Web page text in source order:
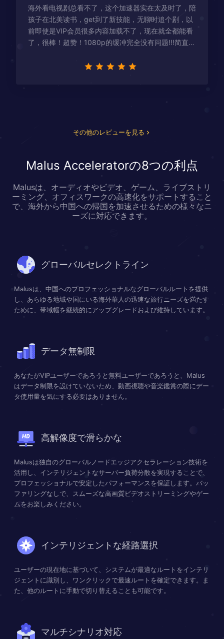
海外看电视剧总看不了，这个加速器实在太及时了，陪
孩子在北美读书，get到了新技能，无聊时追个剧，以
前即使是VIP会员很多内容加载不了，现在就全都能看
了，很棒！超赞！1080p的缓冲完全没有问题!!!简直救
その他のレビューを見る
Malus Acceleratorの8つの利点
Malusは、オーディオやビデオ、ゲーム、ライブストリ
ーミング、オフィスワークの高速化をサポートすること
で、海外から中国への帰国を加速させるための様々なニ
ーズに対応できます。
グローバルセレクトライン
Malusは、中国へのプロフェッショナルなグローバルルートを提供
し、あらゆる地域や国にいる海外華人の迅速な旅行ニーズを満たす
ために、帯域幅を継続的にアップグレードおよび維持しています。
データ無制限
あなたがVIPユーザーであろうと無料ユーザーであろうと、Malus
はデータ制限を設けていないため、動画視聴や音楽鑑賞の際にデー
タ使用量を気にする必要はありません。
高解像度で滑らかな
Malusは独自のグローバルノードエッジアクセラレーション技術を
活用し、インテリジェントなサーバー負荷分散を実現することで、
プロフェッショナルで安定したパフォーマンスを保証します。バッ
ファリングなしで、スムーズな高画質ビデオストリーミングやゲー
ムをお楽しみください。
インテリジェントな経路選択
ユーザーの現在地に基づいて、システムが最適なルートをインテリ
ジェントに識別し、ワンクリックで最速ルートを確定できます。ま
た、他のルートに手動で切り替えることも可能です。
マルチシナリオ対応